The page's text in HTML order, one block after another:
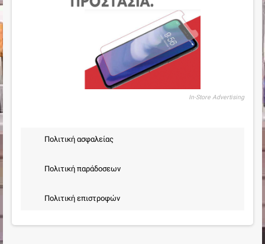
In-Store Advertising
Πολιτική ασφαλείας
Πολιτική παράδοσεων
Πολιτική επιστροφών